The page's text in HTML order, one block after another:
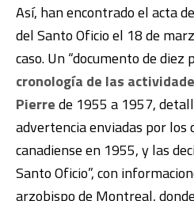
Así, han encontrado el acta
del Santo Oficio el 18 de
caso. Un “documento de diez
cronología de las
Pierrede 1955 a 1957,
advertencia enviadas por los
canadiense en 1955, y las
Santo Oficio”, con
arzobispo de Montreal,